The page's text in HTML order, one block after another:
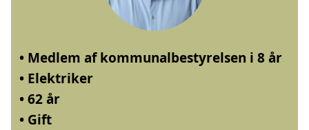
• Medlem af kommunalbestyrelsen i 8 år
• Elektriker
• 62 år
• Gift